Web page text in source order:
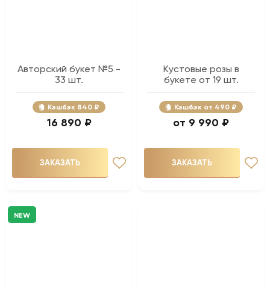
Авторский букет №5 -
33 шт.
Кэшбэк 840 ₽
16 890 ₽
ЗАКАЗАТЬ
Кустовые розы в
букете от 19 шт.
Кэшбэк 490 ₽
9 990 ₽
ЗАКАЗАТЬ
NEW